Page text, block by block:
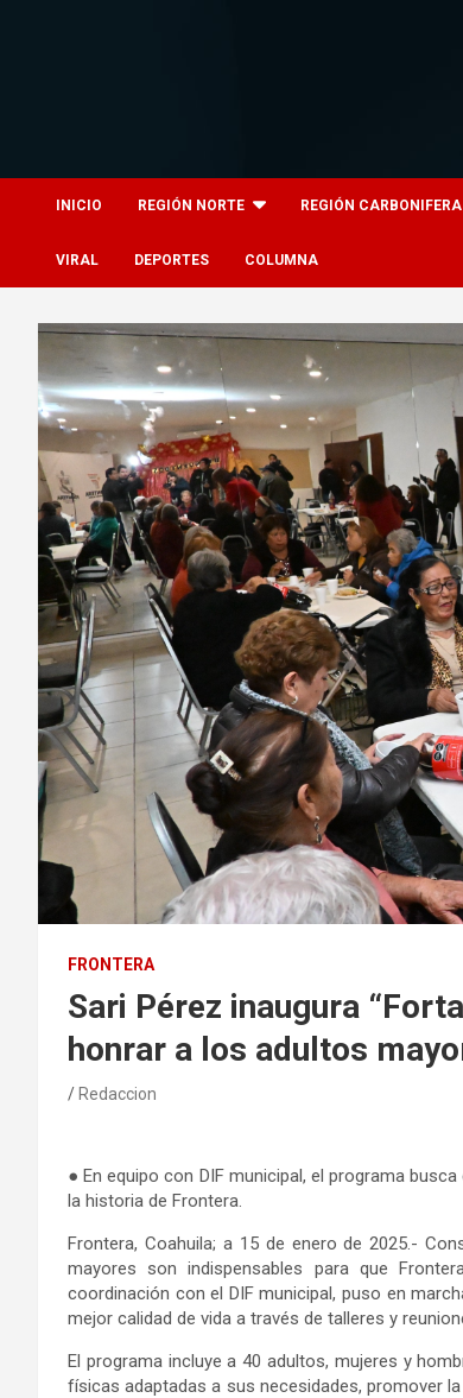
INICIO REGIÓN NORTE REGIÓN CARBONIFERA
VIRAL DEPORTES COLUMNA
FRONTERA
Sari Pérez inaugura
honrar a los adultos
Redaccion
● En equipo con DIF municipal, el programa
la historia de Frontera.
Frontera, Coahuila; a 15 de enero de 2025.-
mayores son indispensables para que
coordinación con el DIF municipal, puso en
mejor calidad de vida a través de talleres y
El programa incluye a 40 adultos, mujeres y
físicas adaptadas a sus necesidades, promover